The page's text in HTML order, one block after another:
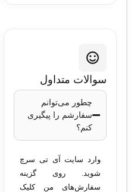
سوالات متداول
چطور می‌توانم
سفارشم را پیگیری
کنم؟
وارد سایت آی تی سرچ
شوید. روی گزینه
سفارش‌های من کلیک